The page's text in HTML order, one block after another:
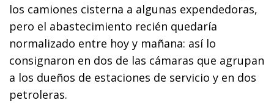
los camiones cisterna a algunas expendedoras,
pero el abastecimiento recién quedaría
normalizado entre hoy y mañana: así lo
consignaron en dos de las cámaras que agrupan
a los dueños de estaciones de servicio y en dos
petroleras.